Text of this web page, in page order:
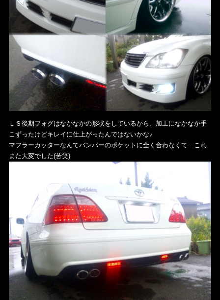
ＬＳ後期フォグはなかなかの形状をしているから、加工になかなか手
こずったけどキレイに仕上がったんではないかな♪
マフラーカッターなんてバンパーのポケットに全く合わなくて…これ
また大変でした(苦笑)